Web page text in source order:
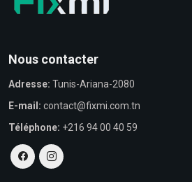
Nous contacter
Adresse: Tunis-Ariana-2080
E-mail: contact@fixmi.com.tn
Téléphone: +216 94 00 40 59